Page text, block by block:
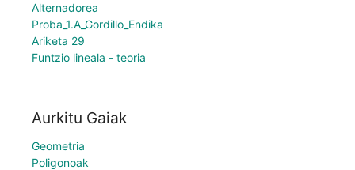
Alternadorea
Proba_1.A_Gordillo_Endika
Ariketa 29
Funtzio lineala - teoria
Aurkitu Gaiak
Geometria
Poligonoak